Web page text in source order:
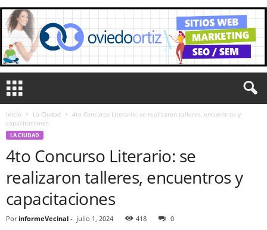
Inicio La Ciudad
4to Concurso Literario: se realizaron talleres, encuentros y
capacitaciones
LA CIUDAD
4to Concurso Literario: se
realizaron talleres, encuentros y
capacitaciones
Por informeVecinal - julio 1, 2024 418 0